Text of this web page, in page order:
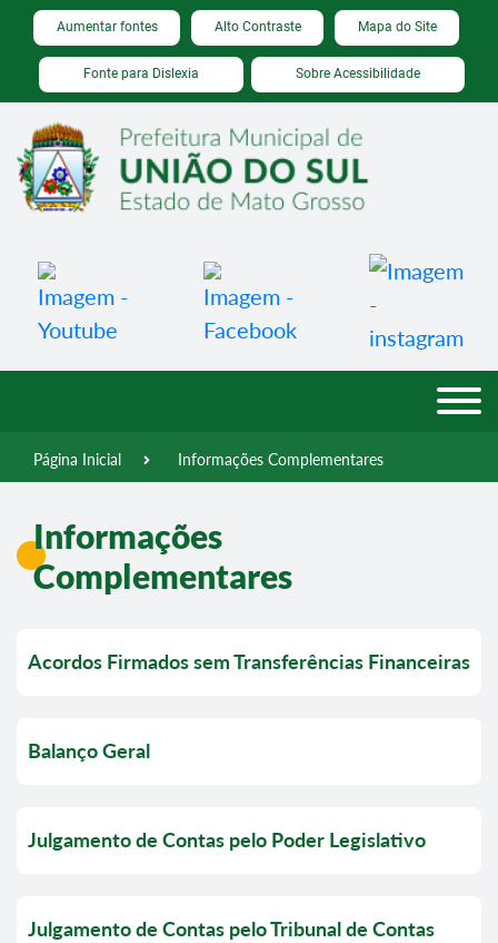
Seção de atalhos e links de acessibilidade
Ir para o conteúdo [alt+1]
Ir para o menu [alt+2]
Ir para a busca [alt+3]
Ir para o rodapé [alt+4]
Aumentar fontes Alto Contraste Mapa do Site
Fonte para Dislexia Sobre Acessibilidade
Página Inicial Informações Complementares
Informações
Complementares
Acordos Firmados sem Transferências Financeiras
Balanço Geral
Julgamento de Contas pelo Poder Legislativo
Julgamento de Contas pelo Tribunal de Contas